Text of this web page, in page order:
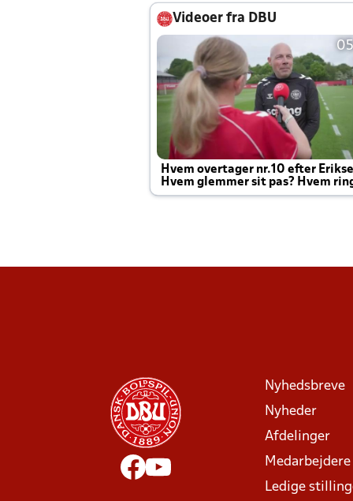
Videoer fra DBU
Hvem overtager nr.10 efter
Hvem glemmer sit pas? Hvem
Joachim altid til efter kampe?
Nyhedsbreve
Nyheder
Afdelinger
Medarbejdere
Ledige